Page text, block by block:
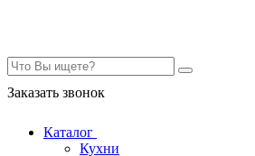
Заказать звонок
Каталог
Кухни